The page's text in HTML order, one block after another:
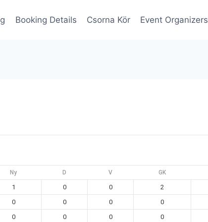
Booking Details Csorna Kör Event Organizers
Ny D V GK
1 0 0 2
0 0 0 0
0 0 0 0